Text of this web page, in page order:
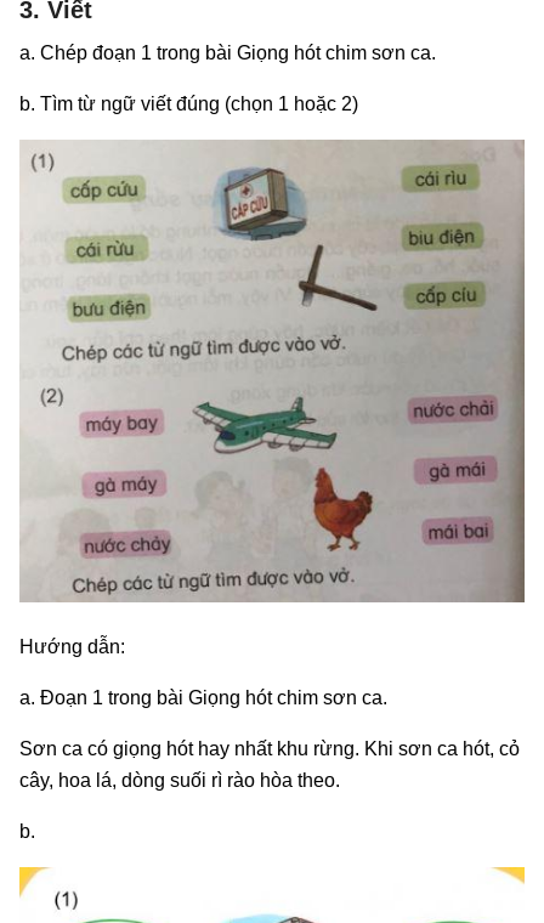
3. Viết
a. Chép đoạn 1 trong bài Giọng hót chim sơn ca.
b. Tìm từ ngữ viết đúng (chọn 1 hoặc 2)
Hướng dẫn:
a. Đoạn 1 trong bài Giọng hót chim sơn ca.
Sơn ca có giọng hót hay nhất khu rừng. Khi sơn ca hót, cỏ
cây, hoa lá, dòng suối rì rào hòa theo.
b.